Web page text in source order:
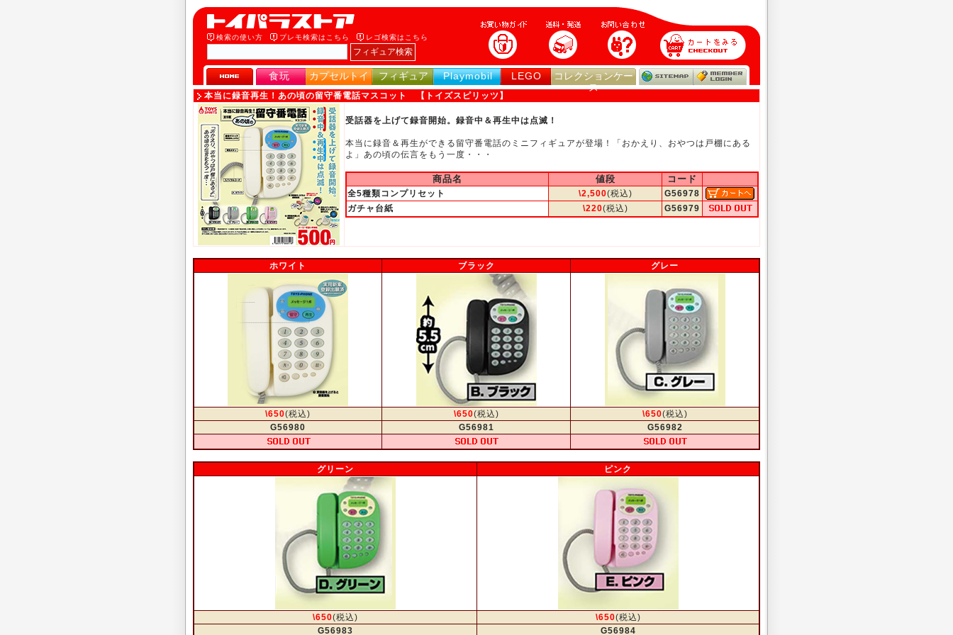
検索の使い方 プレモ検索はこちら レゴ検索はこちら
食玩 カプセルトイ フィギュア Playmobil LEGO
コレクションケー
ス
本当に録音再生！あの頃の留守番電話マスコット 【トイズスピリッツ】
受話器を上げて録音開始。録音中＆再生中は点滅！
本当に録音＆再生ができる留守番電話のミニフィギュアが登場！「おかえり、おやつは戸棚にある
よ」あの頃の伝言をもう一度・・・
商品名 値段 コード
全5種類コンプリセット \2,500(税込)
G56978
ガチャ台紙
\220(税込) G56979
ホワイト ブラック グレー
\650(税込) \650(税込) \650(税込)
G56980
G56981 G56982
グリーン ピンク
\650(税込) \650(税込)
G56983
G56984